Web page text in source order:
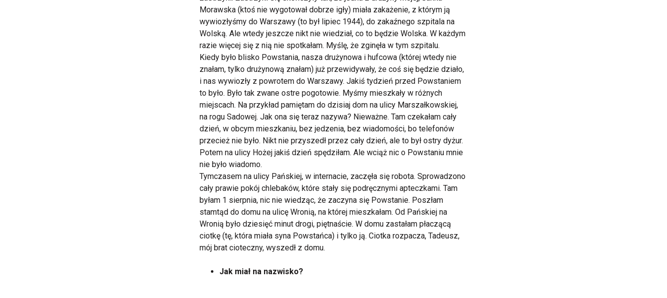
Morawska (ktoś nie wygotował dobrze igły) miała zakażenie, z którym ją
wywiozłyśmy do Warszawy (to był lipiec 1944), do zakaźnego szpitala na
Wolską. Ale wtedy jeszcze nikt nie wiedział, co to będzie Wolska. W każdym
razie więcej się z nią nie spotkałam. Myślę, że zginęła w tym szpitalu.
Kiedy było blisko Powstania, nasza drużynowa i hufcowa (której wtedy nie
znałam, tylko drużynową znałam) już przewidywały, że coś się będzie działo,
i nas wywiozły z powrotem do Warszawy. Jakiś tydzień przed Powstaniem
to było. Było tak zwane ostre pogotowie. Myśmy mieszkały w różnych
miejscach. Na przykład pamiętam do dzisiaj dom na ulicy Marszałkowskiej,
na rogu Sadowej. Jak ona się teraz nazywa? Nieważne. Tam czekałam cały
dzień, w obcym mieszkaniu, bez jedzenia, bez wiadomości, bo telefonów
przecież nie było. Nikt nie przyszedł przez cały dzień, ale to był ostry dyżur.
Potem na ulicy Hożej jakiś dzień spędziłam. Ale wciąż nic o Powstaniu mnie
nie było wiadomo.
Tymczasem na ulicy Pańskiej, w internacie, zaczęła się robota. Sprowadzono
cały prawie pokój chlebaków, które stały się podręcznymi apteczkami. Tam
byłam 1 sierpnia, nic nie wiedząc, że zaczyna się Powstanie. Poszłam
stamtąd do domu na ulicę Wronią, na której mieszkałam. Od Pańskiej na
Wronią było dziesięć minut drogi, piętnaście. W domu zastałam płaczącą
ciotkę (tę, która miała syna Powstańca) i tylko ją. Ciotka rozpacza, Tadeusz,
mój brat cioteczny, wyszedł z domu.
Jak miał na nazwisko?